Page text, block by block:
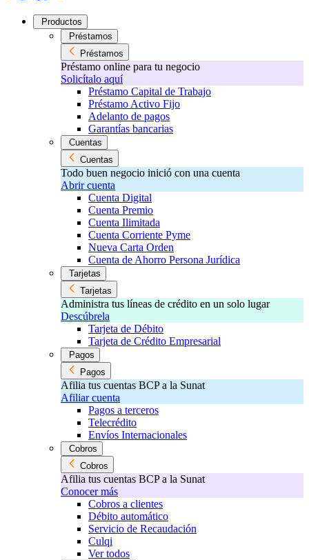
Productos
Préstamos
Préstamos
Préstamo online para tu negocio
Solicítalo aquí
Préstamo Capital de Trabajo
Préstamo Activo Fijo
Adelanto de pagos
Garantías bancarias
Cuentas
Cuentas
Todo buen negocio inició con una cuenta
Abrir cuenta
Cuenta Digital
Cuenta Premio
Cuenta Ilimitada
Cuenta Corriente Pyme
Nueva Carta Orden
Cuenta de Ahorro Persona Jurídica
Tarjetas
Tarjetas
Administra tus líneas de crédito en un solo lugar
Descúbrela
Tarjeta de Débito
Tarjeta de Crédito Empresarial
Pagos
Pagos
Afilia tus cuentas BCP a la Sunat
Afiliar cuenta
Pagos a terceros
Telecrédito
Envíos Internacionales
Cobros
Cobros
Afilia tus cuentas BCP a la Sunat
Conocer más
Cobros a clientes
Débito automático
Servicio de Recaudación
Culqi
Ver todos